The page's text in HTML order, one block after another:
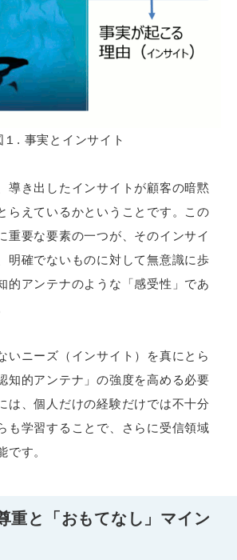
１. 事実とインサイト
導き出したインサイトが顧客の暗黙
らえているかということです。この
重要な要素の一つが、そのインサイ
明確でないものに対して無意識に歩
的アンテナのような「感受性」であ
いニーズ（インサイト）を真にとら
知的アンテナ」の強度を高める必要
は、個人だけの経験だけでは不十分
も学習することで、さらに受信領域
です。
重と「おもてなし」マイン